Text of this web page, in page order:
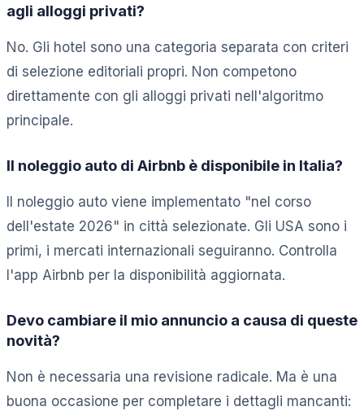
agli alloggi privati?
No. Gli hotel sono una categoria separata con criteri
di selezione editoriali propri. Non competono
direttamente con gli alloggi privati nell'algoritmo
principale.
Il noleggio auto di Airbnb è disponibile in Italia?
Il noleggio auto viene implementato "nel corso
dell'estate 2026" in città selezionate. Gli USA sono i
primi, i mercati internazionali seguiranno. Controlla
l'app Airbnb per la disponibilità aggiornata.
Devo cambiare il mio annuncio a causa di queste
novità?
Non è necessaria una revisione radicale. Ma è una
buona occasione per completare i dettagli mancanti: